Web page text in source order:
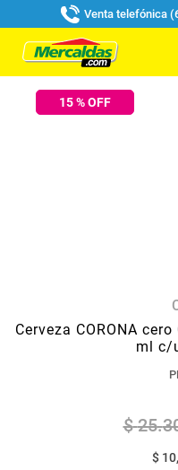
Venta telefónica
15% OFF
Cerveza CORONA
ml c/
$ 25.
$